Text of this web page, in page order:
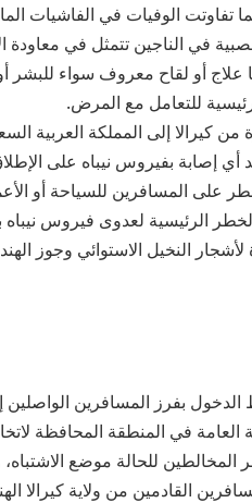
60% من المرضى، كما تفاوتت الوفيات في
عصبية في الناجين تتمثل في
علاج أو لقاح معروف سواء للبشر
للتعامل مع المرض.
كيرالا إلى المملكة العربية
أي إصابة بفيروس نيباه على
المسافرين للسياحة أو
الرئيسية لعدوى فيروس
النخيل الاستوائي وجوز
بفرز المسافرين الواصلين
في المنطقة المحافظة
للحالة موضع
السماح للمسافرين القادمين من ولاية